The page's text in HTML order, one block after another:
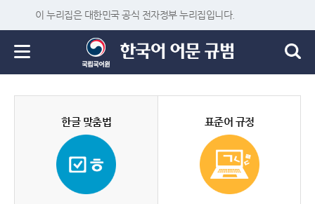
이 누리집은 대한민국 공식 전자정부 누리집입니다.
한글 맞춤법 표준어 규정